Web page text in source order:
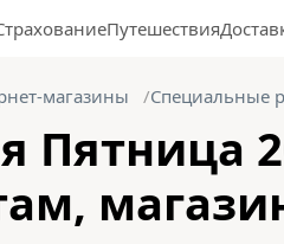
Путешествия
магазины Специальные
Пятница